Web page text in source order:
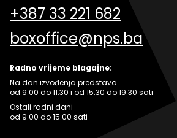
+387 33 221 682
boxoffice@nps.ba
Radno vrijeme blagajne:
Na dan izvođenja predstava
od 9:00 do 11:30 i od 15:30 do 19:30 sati
Ostali radni dani
od 9:00 do 15:00 sati